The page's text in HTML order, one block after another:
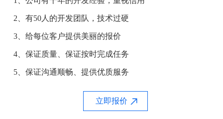
2、有50人的开发团队，技术过硬
3、给每位客户提供美丽的报价
4、保证质量、保证按时完成任务
5、保证沟通顺畅、提供优质服务
立即报价